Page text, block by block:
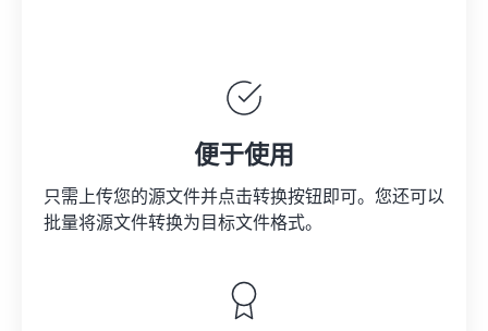
便于使用
只需上传您的源文件并点击转换按钮即可。您还可以
批量将源文件转换为目标文件格式。